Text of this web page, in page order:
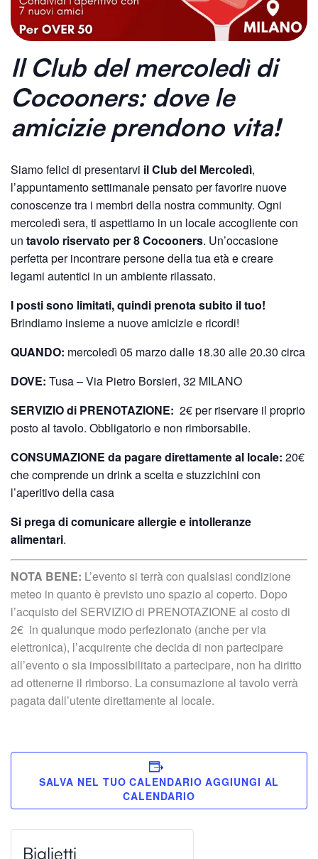
Il Club del mercoledìdi
Cocooners: dove le
amicizie prendono vita!
Siamo felici di presentarvi il Club del Mercoledì,
l’appuntamento settimanale pensato per favorire nuove
conoscenze tra i membri della nostra community. Ogni
mercoledì sera, ti aspettiamo in un locale accogliente con
un tavolo riservato per 8 Cocooners. Un’occasione
perfetta per incontrare persone della tua età e creare
legami autentici in un ambiente rilassato.
I posti sono limitati, quindi prenota subito il tuo!
Brindiamo insieme a nuove amicizie e ricordi!
QUANDO: mercoledì 05 marzo dalle 18.30 alle 20.30 circa
DOVE: Tusa – Via Pietro Borsieri, 32 MILANO
SERVIZIO di PRENOTAZIONE: 2€ per riservare il proprio
posto al tavolo. Obbligatorio e non rimborsabile.
CONSUMAZIONE da pagare direttamente al locale: 20€
che comprende un drink a scelta e stuzzichini con
l’aperitivo della casa
Si prega di comunicare allergie e intolleranze
alimentari.
NOTA BENE: L’evento si terrà con qualsiasi condizione
meteo in quanto è previsto uno spazio al coperto. Dopo
l’acquisto del SERVIZIO di PRENOTAZIONE al costo di
2€ in qualunque modo perfezionato (anche per via
elettronica), l’acquirente che decida di non partecipare
all’evento o sia impossibilitato a partecipare, non ha diritto
ad ottenerne il rimborso. La consumazione al tavolo verrà
pagata dall’utente direttamente al locale.
SALVA NEL TUO CALENDARIO